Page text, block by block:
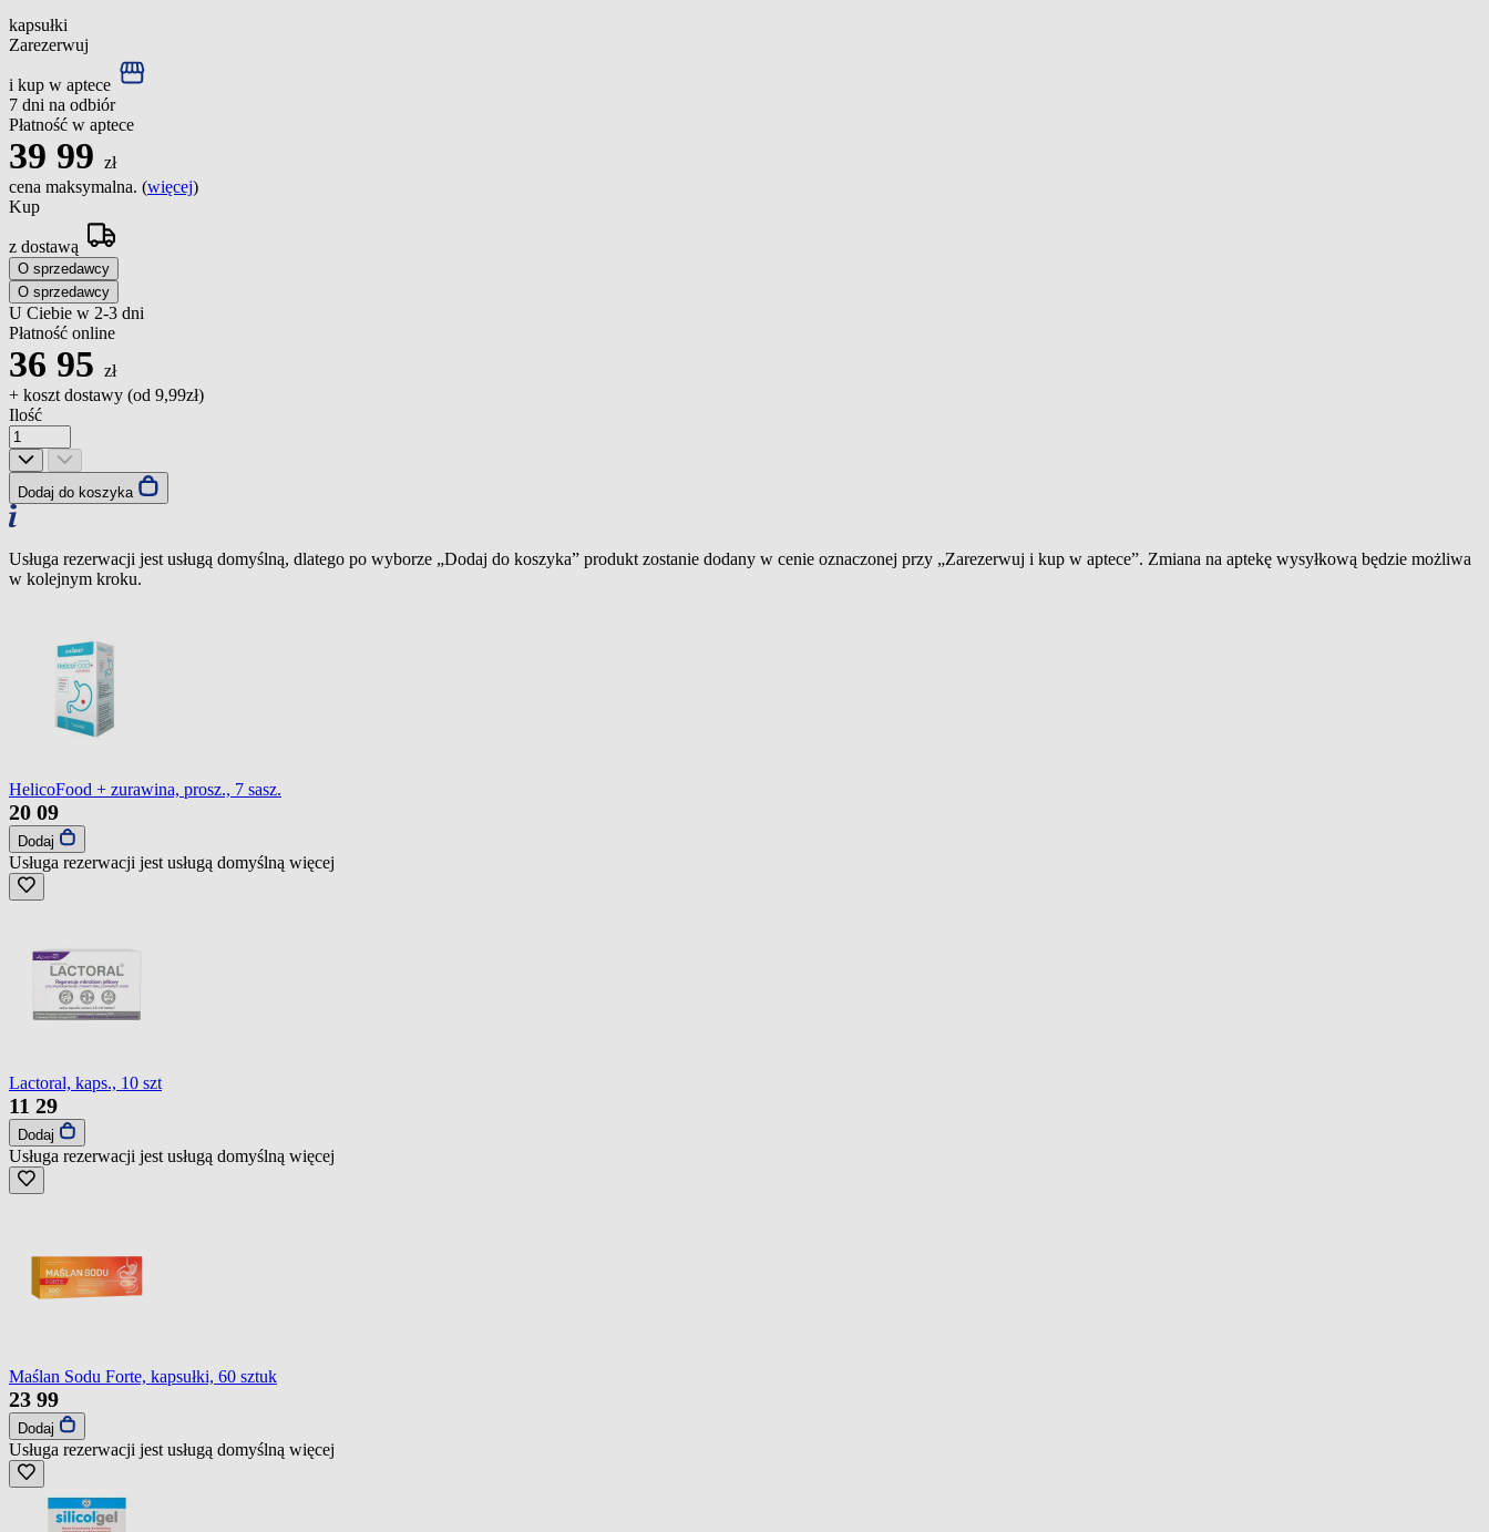
kapsułki
Zarezerwuj
i kup w aptece
7 dni na odbiór
Płatność w aptece
39 99 zł
cena maksymalna. (więcej)
Kup
z dostawą
O sprzedawcy
O sprzedawcy
U Ciebie w 2-3 dni
Płatność online
36 95 zł
+ koszt dostawy (od 9,99zł)
Ilość
Dodaj do koszyka
Usługa rezerwacji jest usługą domyślną, dlatego po wyborze „Dodaj do koszyka” produkt zostanie dodany w cenie oznaczonej przy „Zarezerwuj i kup w aptece”. Zmiana na aptekę wysyłkową będzie możliwa
w kolejnym kroku.
HelicoFood + zurawina, prosz., 7 sasz.
20 09
Dodaj
Usługa rezerwacji jest usługą domyślną więcej
Lactoral, kaps., 10 szt
11 29
Dodaj
Usługa rezerwacji jest usługą domyślną więcej
Maślan Sodu Forte, kapsułki, 60 sztuk
23 99
Dodaj
Usługa rezerwacji jest usługą domyślną więcej